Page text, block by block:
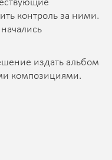
контроль за ними.
издать альбом
композициями.